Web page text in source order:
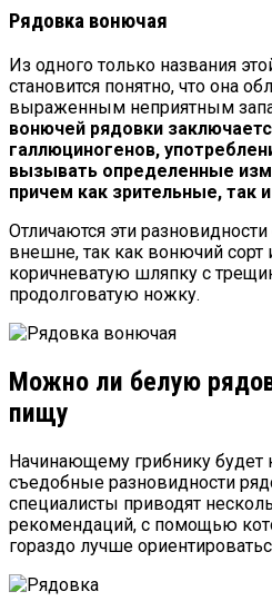
Рядовка вонючая
Из одного только названия
становится понятно, что она
выраженным неприятным
вонючей рядовки
галлюциногенов,
вызывать определенные
причем как зрительные, так
Отличаются эти
внешне, так как вонючий
коричневатую шляпку с
продолговатую ножку.
Можно ли белую
пищу
Начинающему грибнику будет
съедобные разновидности
специалисты приводят
рекомендаций, с помощью
гораздо лучше